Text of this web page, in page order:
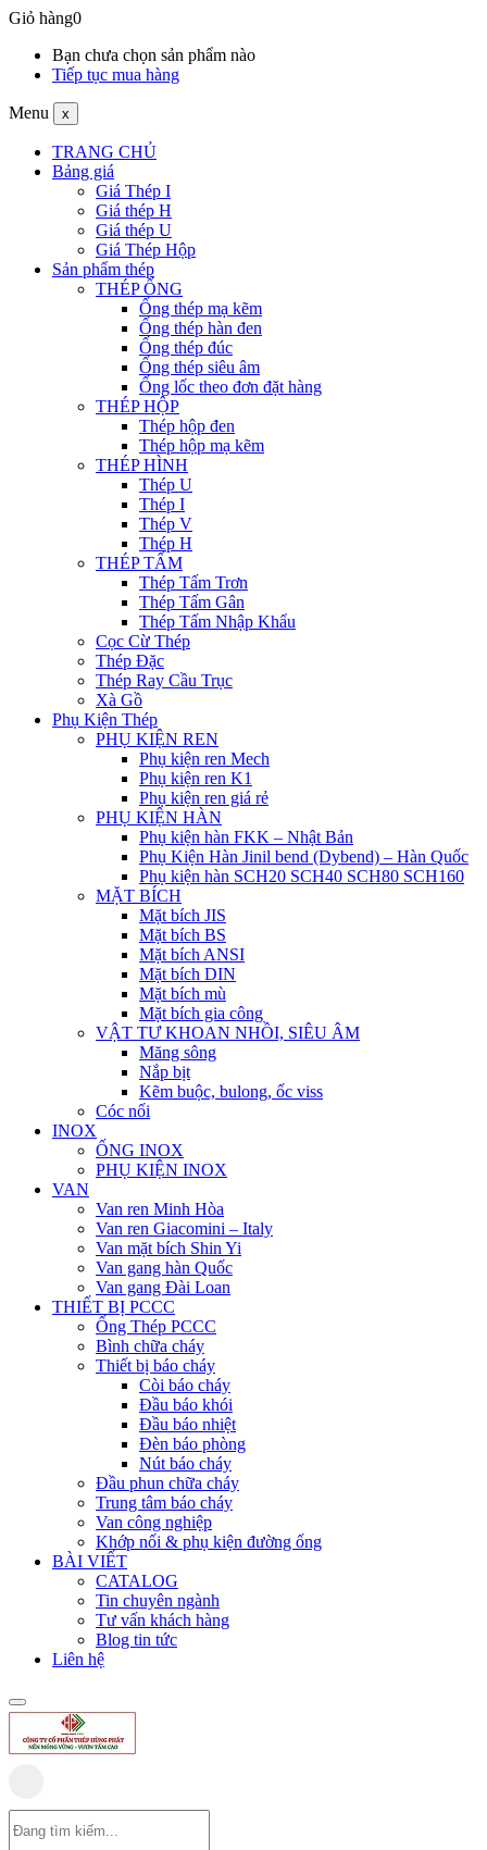
Giỏ hàng0
Bạn chưa chọn sản phẩm nào
Tiếp tục mua hàng
Menu x
TRANG CHỦ
Bảng giá
Giá Thép I
Giá thép H
Giá thép U
Giá Thép Hộp
Sản phẩm thép
THÉP ỐNG
Ống thép mạ kẽm
Ống thép hàn đen
Ống thép đúc
Ống thép siêu âm
Ống lốc theo đơn đặt hàng
THÉP HỘP
Thép hộp đen
Thép hộp mạ kẽm
THÉP HÌNH
Thép U
Thép I
Thép V
Thép H
THÉP TẤM
Thép Tấm Trơn
Thép Tấm Gân
Thép Tấm Nhập Khẩu
Cọc Cừ Thép
Thép Đặc
Thép Ray Cầu Trục
Xà Gồ
Phụ Kiện Thép
PHỤ KIỆN REN
Phụ kiện ren Mech
Phụ kiện ren K1
Phụ kiện ren giá rẻ
PHỤ KIỆN HÀN
Phụ kiện hàn FKK – Nhật Bản
Phụ Kiện Hàn Jinil bend (Dybend) – Hàn Quốc
Phụ kiện hàn SCH20 SCH40 SCH80 SCH160
MẶT BÍCH
Mặt bích JIS
Mặt bích BS
Mặt bích ANSI
Mặt bích DIN
Mặt bích mù
Mặt bích gia công
VẬT TƯ KHOAN NHỒI, SIÊU ÂM
Măng sông
Nắp bịt
Kẽm buộc, bulong, ốc viss
Cóc nối
INOX
ỐNG INOX
PHỤ KIỆN INOX
VAN
Van ren Minh Hòa
Van ren Giacomini – Italy
Van mặt bích Shin Yi
Van gang hàn Quốc
Van gang Đài Loan
THIẾT BỊ PCCC
Ống Thép PCCC
Bình chữa cháy
Thiết bị báo cháy
Còi báo cháy
Đầu báo khói
Đầu báo nhiệt
Đèn báo phòng
Nút báo cháy
Đầu phun chữa cháy
Trung tâm báo cháy
Van công nghiệp
Khớp nối & phụ kiện đường ống
BÀI VIẾT
CATALOG
Tin chuyên ngành
Tư vấn khách hàng
Blog tin tức
Liên hệ